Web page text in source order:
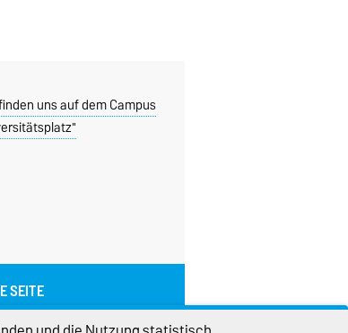
uns auf dem Campus
SEITE